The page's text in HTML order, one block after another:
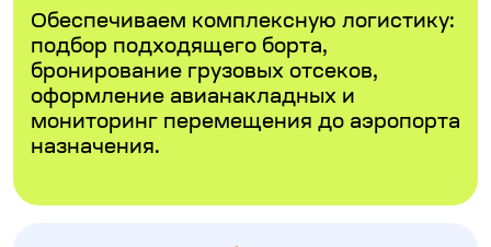
Обеспечиваем комплексную логистику:
подбор подходящего борта,
бронирование грузовых отсеков,
оформление авианакладных и
мониторинг перемещения до аэропорта
назначения.